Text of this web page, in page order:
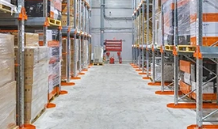
ТЕЛЕЖКИ
Производство
Пищевое
Фармацевтическое